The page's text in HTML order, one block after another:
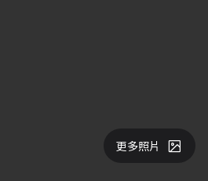
更多照片